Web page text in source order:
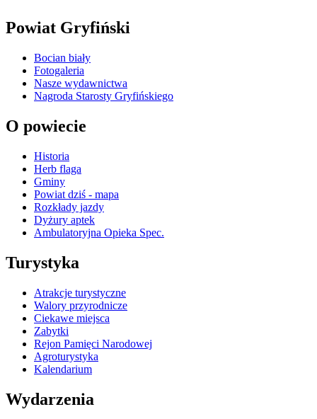
Powiat Gryfiński
Bocian biały
Fotogaleria
Nasze wydawnictwa
Nagroda Starosty Gryfińskiego
O powiecie
Historia
Herb flaga
Gminy
Powiat dziś - mapa
Rozkłady jazdy
Dyżury aptek
Ambulatoryjna Opieka Spec.
Turystyka
Atrakcje turystyczne
Walory przyrodnicze
Ciekawe miejsca
Zabytki
Rejon Pamięci Narodowej
Agroturystyka
Kalendarium
Wydarzenia